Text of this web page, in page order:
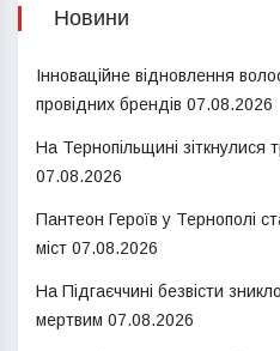
Новини
Інноваційне відновлення
провідних брендів 07.08.2026
На Тернопільщині зіткнулися
07.08.2026
Пантеон Героїв у Тернополі
міст 07.08.2026
На Підгаєччині безвісти
мертвим 07.08.2026